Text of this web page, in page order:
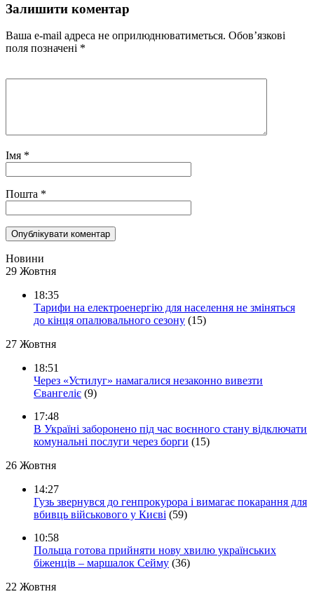
Залишити коментар
Ваша e-mail адреса не оприлюднюватиметься. Обов’язкові
поля позначені *
Імя *
Пошта *
Новини
29 Жовтня
18:35
Тарифи на електроенергію для населення не зміняться
до кінця опалювального сезону (15)
27 Жовтня
18:51
Через «Устилуг» намагалися незаконно вивезти
Євангеліє (9)
17:48
В Україні заборонено під час воєнного стану відключати
комунальні послуги через борги (15)
26 Жовтня
14:27
Гузь звернувся до генпрокурора і вимагає покарання для
вбивць військового у Києві (59)
10:58
Польща готова прийняти нову хвилю українських
біженців – маршалок Сейму (36)
22 Жовтня